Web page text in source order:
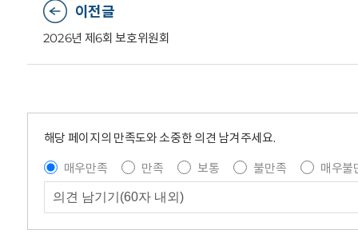
이전글
2026년 제6회 보호위원회
해당 페이지의 만족도와 소중한 의견 남겨주세요.
매우만족
만족 보통 불만족 매우불